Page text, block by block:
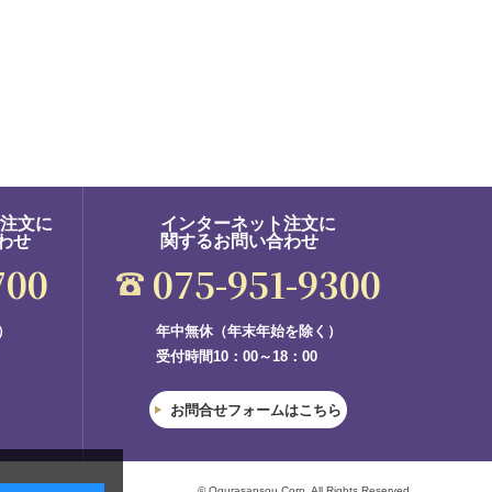
文に
せ
インターネット注文に
関するお問い合わせ
075-951-9300
年中無休（年末年始を除く）
受付時間10：00～18：00
お問合せフォームはこちら